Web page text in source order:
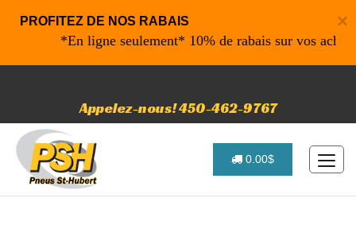
×
PROFITEZ DE NOS RABAIS
seulement* 10% de rabais sur vos achats de 500$ et
Appelez-nous! 450-462-9767
0.00$